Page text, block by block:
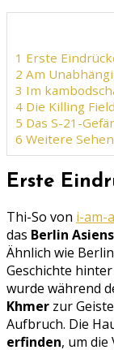
1 Erste
2 Am
3 Im
4 Die Killing
5 Das S-21-
6 Weitere
Erste
Thi-So von i-am-
das Berlin Asiens
Ähnlich wie
Geschichte
wurde während
Khmer zur
Aufbruch. Die
erfinden, um